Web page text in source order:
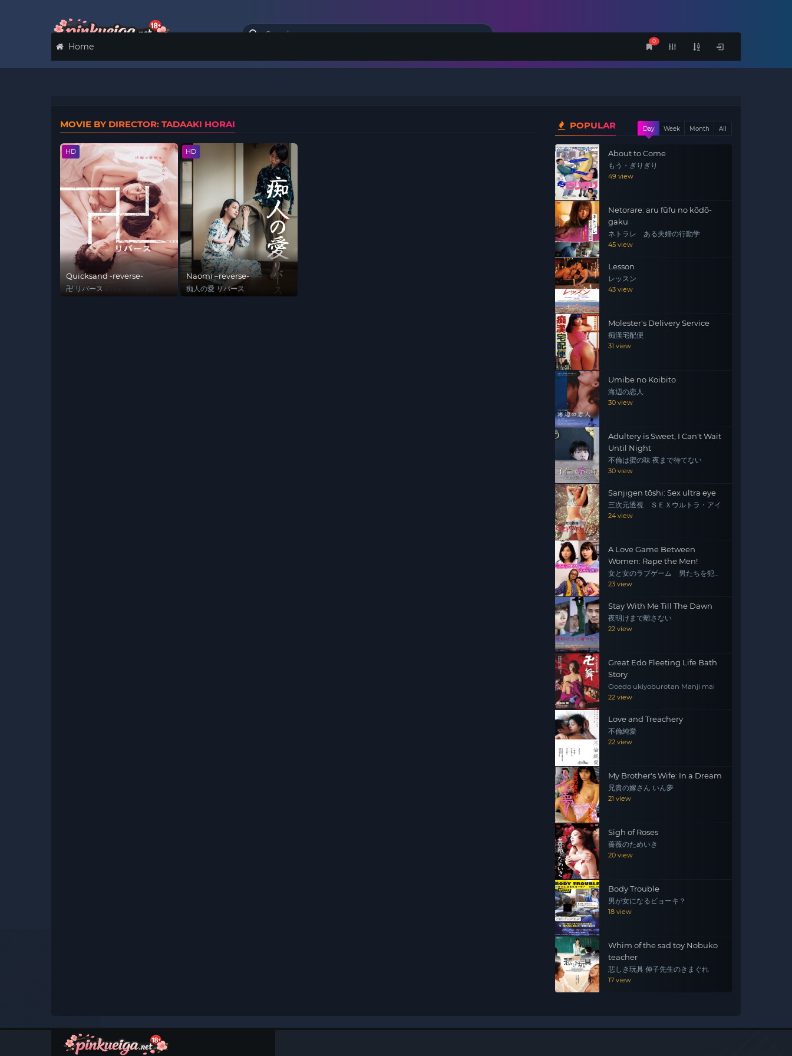
0
Home
MOVIE BY DIRECTOR: TADAAKI HORAI
HD
Quicksand -reverse-
卍 リバース
HD
Naomi –reverse-
痴人の愛 リバース
POPULAR Day Week Month All
About to Come
もう・ぎりぎり
49 view
Netorare: aru fūfu no kōdō-
gaku
ネトラレ ある夫婦の行動学
45 view
Lesson
レッスン
43 view
Molester's Delivery Service
痴漢宅配便
31 view
Umibe no Koibito
海辺の恋人
30 view
Adultery is Sweet, I Can't Wait
Until Night
不倫は蜜の味 夜まで待てない
30 view
Sanjigen tōshi: Sex ultra eye
三次元透視 ＳＥＸウルトラ・アイ
24 view
A Love Game Between
Women: Rape the Men!
女と女のラブゲーム 男たちを犯
せ！
23 view
Stay With Me Till The Dawn
夜明けまで離さない
22 view
Great Edo Fleeting Life Bath
Story
Ooedo ukiyoburotan Manji mai
22 view
Love and Treachery
不倫純愛
22 view
My Brother's Wife: In a Dream
兄貴の嫁さん いん夢
21 view
Sigh of Roses
薔薇のためいき
20 view
Body Trouble
男が女になるビョーキ？
18 view
Whim of the sad toy Nobuko
teacher
悲しき玩具 伸子先生のきまぐれ
17 view